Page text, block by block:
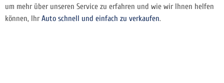
um mehr über unseren Service zu erfahren und wie wir Ihnen helfen
können, IhrAuto schnell und einfach zu verkaufen.